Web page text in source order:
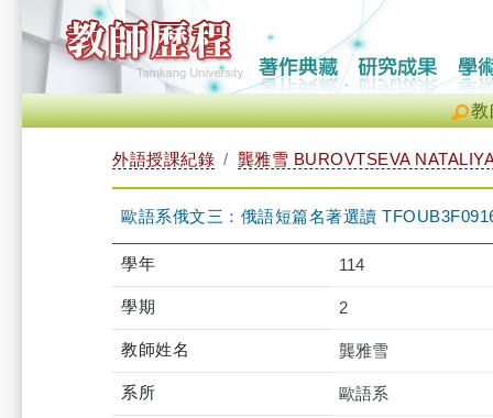
教
外語授課紀錄 龔雅雪 BUROVTSEVA
歐語系俄文三：俄語短篇名著選讀
學年 114
學期 2
教師姓名 龔雅雪
系所 歐語系